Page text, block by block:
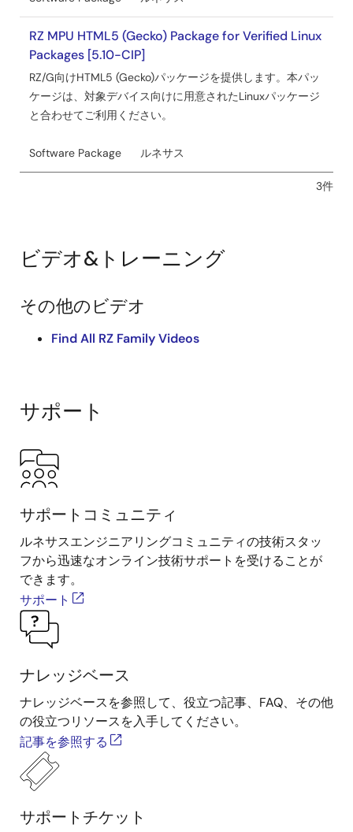
RZ MPU HTML5 (Gecko) Package for Verified Linux
Packages [5.10-CIP]
RZ/G向けHTML5 (Gecko)パッケージを提供します。本パッ
ケージは、対象デバイス向けに用意されたLinuxパッケージ
と合わせてご利用ください。
Software Package ルネサス
3件
ビデオ&トレーニング
その他のビデオ
Find All RZ Family Videos
サポート
サポートコミュニティ
ルネサスエンジニアリングコミュニティの技術スタッ
フから迅速なオンライン技術サポートを受けることが
できます。
サポート
ナレッジベース
ナレッジベースを参照して、役立つ記事、FAQ、その他
の役立つリソースを入手してください。
記事を参照する
サポートチケット